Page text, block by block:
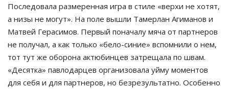
Последовала размеренная игра в стиле «верхи не хотят,
а низы не могут». На поле вышли Тамерлан Агиманов и
Матвей Герасимов. Первый поначалу мяча от партнеров
не получал, а как только «бело-синие» вспомнили о нем,
тот тут же оборона актюбинцев затрещала по швам.
«Десятка» павлодарцев организовала уйму моментов
для себя и для партнеров, но безрезультатно. Особенно